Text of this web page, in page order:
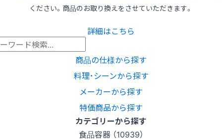
ください。商品のお取り換えをさせていただきます。
詳細はこちら
商品の仕様から探す
料理･シーンから探す
メーカーから探す
特価商品から探す
カテゴリーから探す
食品容器 （10939）